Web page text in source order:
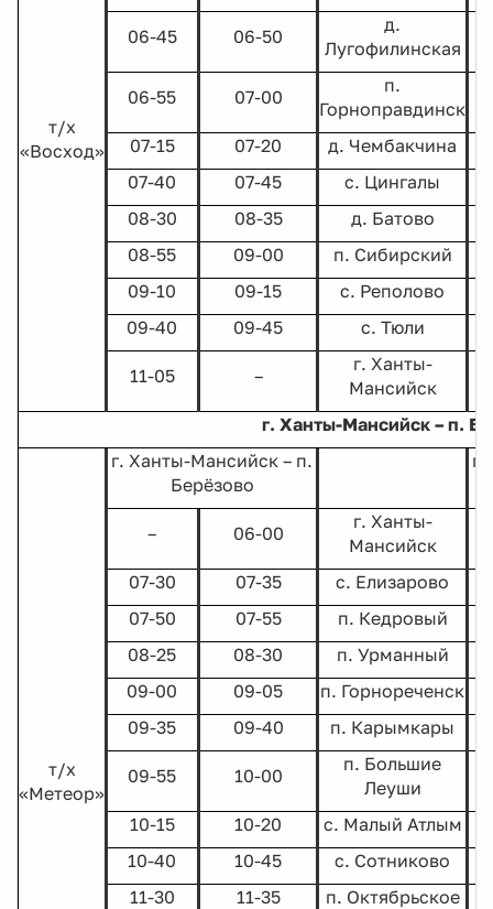
т/х
«Восход»
06-45 06-50
д.
Лугофилинская
06-55 07-00
п.
Горноправдинск
07-15
07-20
д. Чембакчина
07-40
07-45
с. Цингалы
08-30
08-35
д. Батово
08-55
09-00
п. Сибирский
09-10
09-15
с. Реполово
09-40
09-45 с. Тюли
11-05 –
г. Ханты-
Мансийск
г. Ханты-Мансийск – п.
т/х
«Метеор»
г. Ханты-Мансийск – п.
Берёзово
п.
– 06-00
г. Ханты-
Мансийск
07-30
07-35
с. Елизарово
07-50
07-55
п. Кедровый
08-25
08-30
п. Урманный
09-00
09-05
п. Горнореченск
09-35
09-40 п. Карымкары
09-55 10-00
п. Большие
Леуши
10-15
10-20
с. Малый Атлым
10-40
10-45
с. Сотниково
11-30
11-35
п. Октябрьское